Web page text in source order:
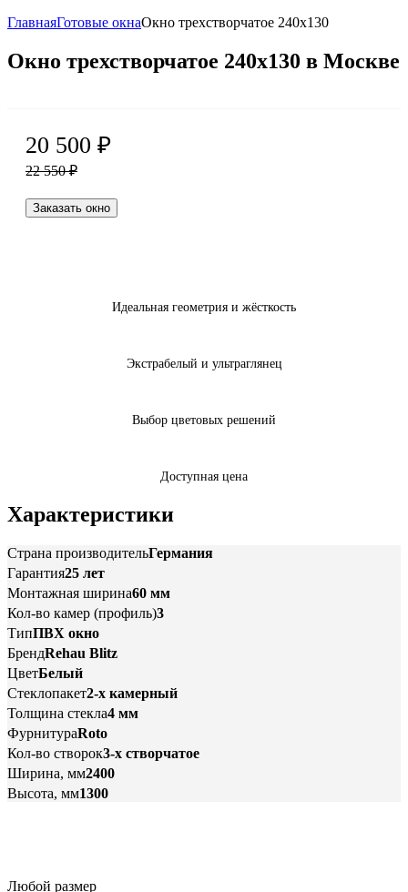
ГлавнаяГотовые окнаОкно трехстворчатое 240x130
Окно трехстворчатое 240x130 в Москве
20 500 ₽
22 550₽
Заказать окно
Идеальная геометрия и жёсткость
Экстрабелый и ультраглянец
Выбор цветовых решений
Доступная цена
Характеристики
Страна производительГермания
Гарантия25 лет
Монтажная ширина60 мм
Кол-во камер (профиль)3
ТипПВХ окно
БрендRehau Blitz
ЦветБелый
Стеклопакет2-х камерный
Толщина стекла4 мм
ФурнитураRoto
Кол-во створок3-х створчатое
Ширина, мм2400
Высота, мм1300
Любой размер